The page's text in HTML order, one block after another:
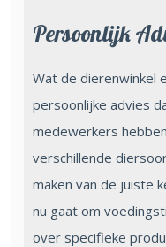
Persoonlijk
Wat de dierenwinkel
persoonlijke advies
medewerkers
verschillende
maken van de juiste
nu gaat om
over specifieke